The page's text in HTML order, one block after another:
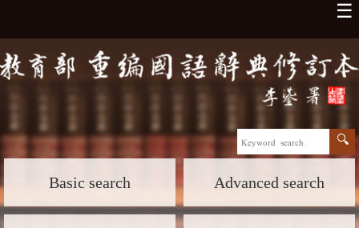
☰
Basic search Advanced search